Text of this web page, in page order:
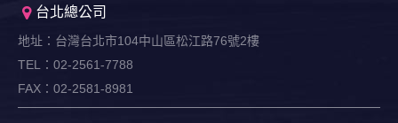
台北總公司
地址：台灣台北市104中山區松江路76號2樓
TEL：02-2561-7788
FAX：02-2581-8981